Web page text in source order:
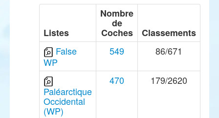
Listes
Nombre
de
Coches
Classements
False
WP
549 86/671
Paléarctique
Occidental
(WP)
470 179/2620